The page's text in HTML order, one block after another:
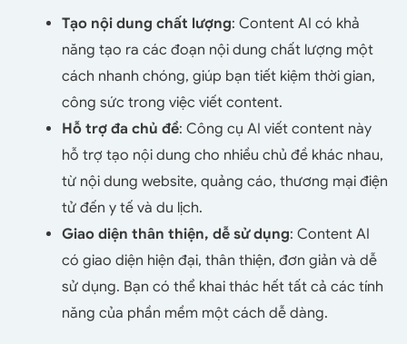
Tạo nội dung chất lượng: Content AI có khả
năng tạo ra các đoạn nội dung chất lượng một
cách nhanh chóng, giúp bạn tiết kiệm thời gian,
công sức trong việc viết content.
Hỗ trợ đa chủ đề: Công cụ AI viết content này
hỗ trợ tạo nội dung cho nhiều chủ đề khác nhau,
từ nội dung website, quảng cáo, thương mại điện
tử đến y tế và du lịch.
Giao diện thân thiện, dễ sử dụng: Content AI
có giao diện hiện đại, thân thiện, đơn giản và dễ
sử dụng. Bạn có thể khai thác hết tất cả các tính
năng của phần mềm một cách dễ dàng.